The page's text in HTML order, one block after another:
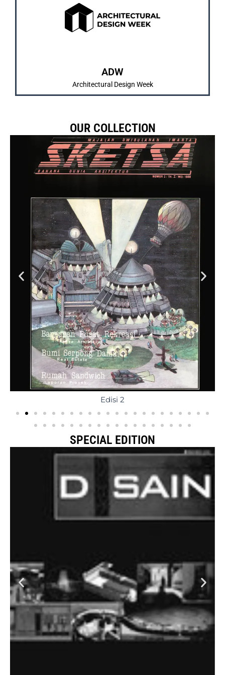
ADW
Architectural Design Week
IMARTA dan SKETSA sebagai bentuk pembelajaran
dan pengenalan karya mahasiswa/i.
OUR COLLECTION
Edisi 2
SPECIAL EDITION